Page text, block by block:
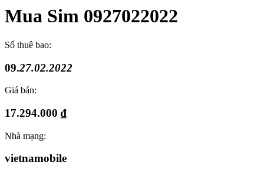
Mua Sim 0927022022
Số thuê bao:
09.27.02.2022
Giá bán:
17.294.000 ₫
Nhà mạng:
vietnamobile